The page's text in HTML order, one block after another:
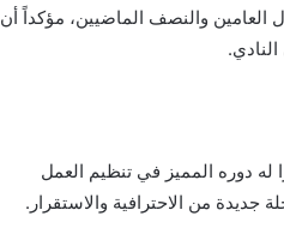
والنصف الماضيين، مؤكداً أن
دوره المميز في تنظيم العمل
جديدة من الاحترافية والاستقرار.